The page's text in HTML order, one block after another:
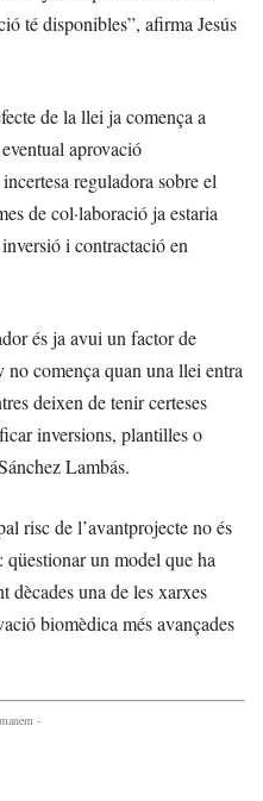
té disponibles”, afirma Jesús
de la llei ja comença a
aprovació
reguladora sobre el
de col·laboració ja estaria
i contractació en
és ja avui un factor de
comença quan una llei entra
deixen de tenir certeses
inversions, plantilles o
Lambás.
risc de l’avantprojecte no és
un model que ha
dècades una de les xarxes
biomèdica més avançades
-